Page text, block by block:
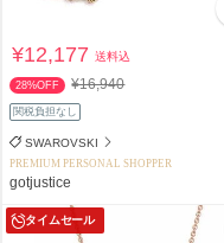
¥12,177送料込
28%OFF ¥16,940
関税負担なし
SWAROVSKI
PREMIUM PERSONAL SHOPPER
gotjustice
タイムセール